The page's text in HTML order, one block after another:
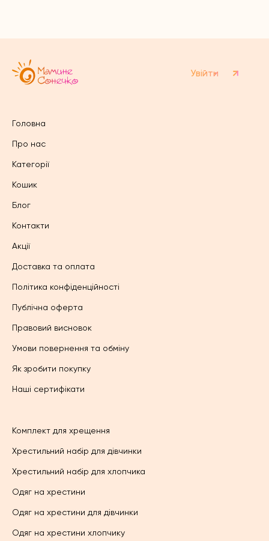
товару
Увійти
Головна
Про нас
Категорії
Кошик
Блог
Контакти
Акції
Доставка та оплата
Політика конфіденційності
Публічна оферта
Правовий висновок
Умови повернення та обміну
Як зробити покупку
Наші сертифікати
Комплект для хрещення
Хрестильний набір для дівчинки
Хрестильний набір для хлопчика
Одяг на хрестини
Одяг на хрестини для дівчинки
Одяг на хрестини хлопчику